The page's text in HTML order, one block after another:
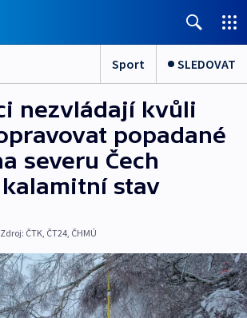
Sport SLEDOVAT
nezvládají kvůli
popadané
severu Čech
stav
Zdroj: ČTK, ČT24, ČHMÚ